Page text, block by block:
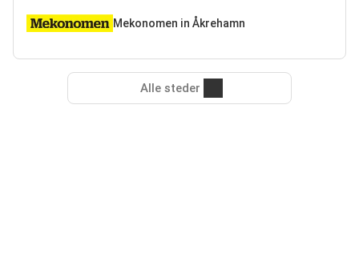
Mekonomen in Åkrehamn
Alle steder